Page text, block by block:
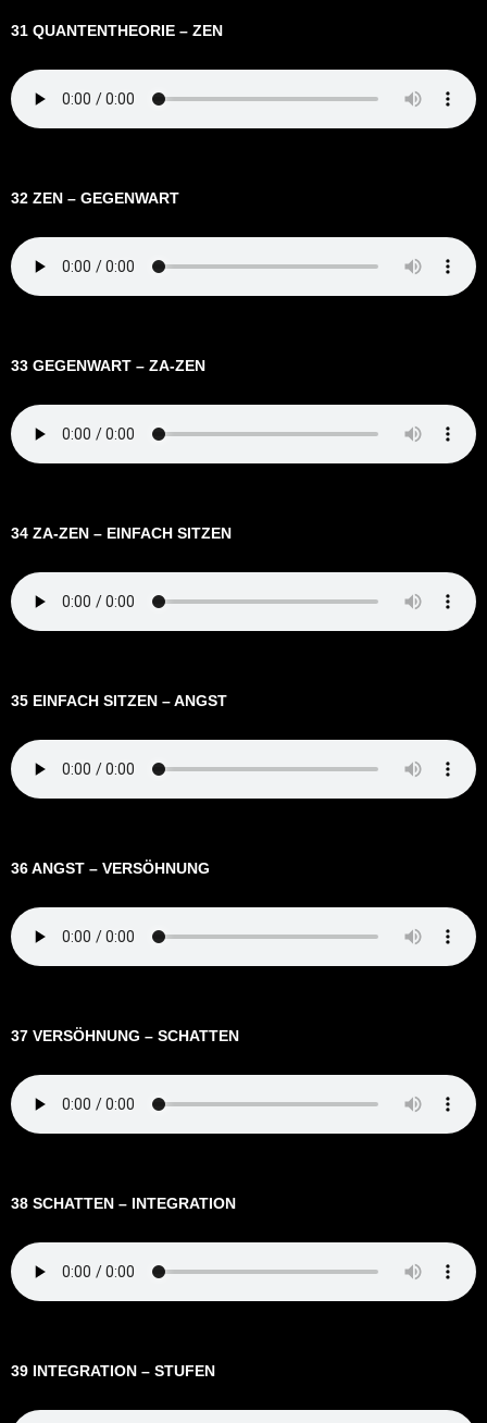
31 QUANTENTHEORIE – ZEN
32 ZEN – GEGENWART
33 GEGENWART – ZA-ZEN
34 ZA-ZEN – EINFACH SITZEN
35 EINFACH SITZEN – ANGST
36 ANGST – VERSÖHNUNG
37 VERSÖHNUNG – SCHATTEN
38 SCHATTEN – INTEGRATION
39 INTEGRATION – STUFEN